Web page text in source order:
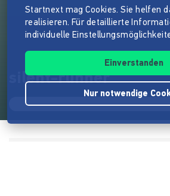
silent-runner
Startnext mag Cookies. Sie helfen
realisieren. Für detaillierte
individuelle
Einverstanden
Nur notwendige